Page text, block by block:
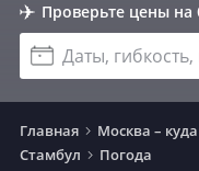
Проверьте цены
Даты,
Главная Москва –
Стамбул
Погода